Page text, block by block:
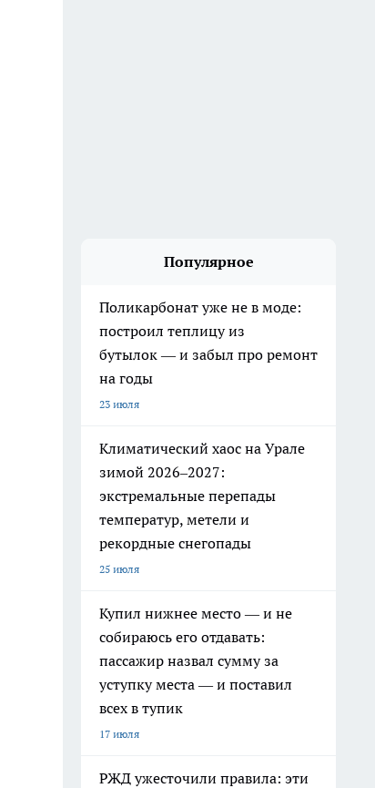
Популярное
Поликарбонат уже не в моде:
построил теплицу из
бутылок — и забыл про ремонт
на годы
23 июля
Климатический хаос на Урале
зимой 2026–2027:
экстремальные перепады
температур, метели и
рекордные снегопады
25 июля
Купил нижнее место — и не
собираюсь его отдавать:
пассажир назвал сумму за
уступку места — и поставил
всех в тупик
17 июля
РЖД ужесточили правила: эти